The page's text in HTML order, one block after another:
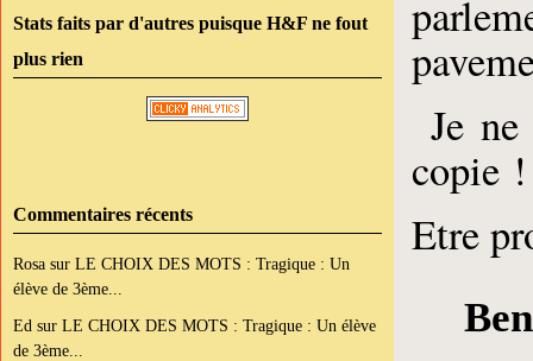
Stats faits par d'autres puisque H&F ne fout
plus rien
Commentaires récents
Rosa sur LE CHOIX DES MOTS : Tragique : Un
élève de 3ème...
Ed sur LE CHOIX DES MOTS : Tragique : Un élève
de 3ème...
Je
copie !
Etre